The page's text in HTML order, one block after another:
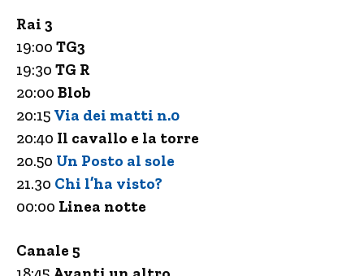
Rai 3
19:00 TG3
19:30 TG R
20:00 Blob
20:15 Via dei matti n.0
20:40 Il cavallo e la torre
20.50 Un Posto al sole
21.30 Chi l’ha visto?
00:00 Linea notte
Canale 5